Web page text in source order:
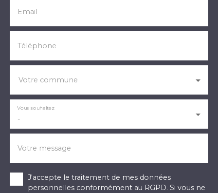
Email
Téléphone
Votre commune
-
Vous souhaitez
Votre message
J'accepte le traitement de mes données
personnelles conformément au RGPD. Si vous ne